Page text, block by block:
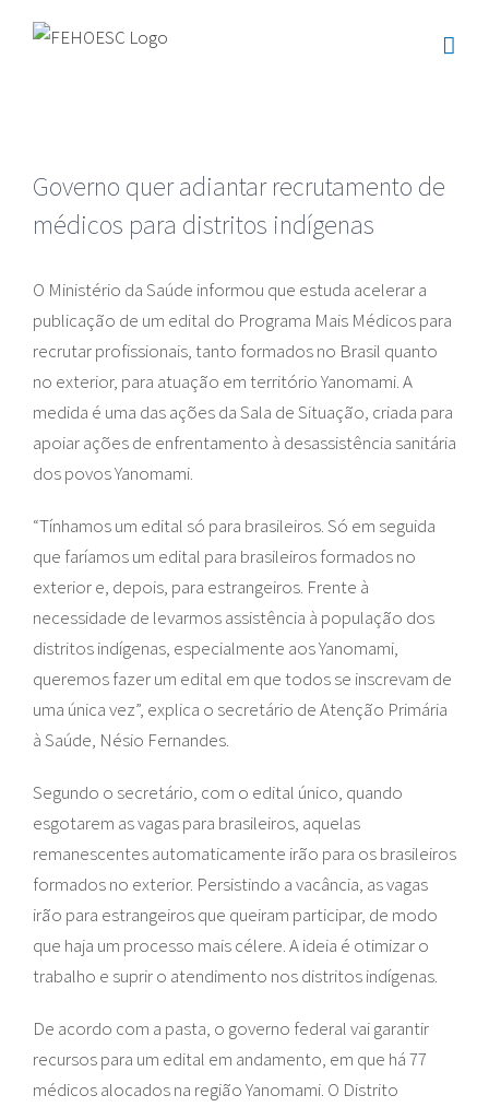
Governo quer adiantar recrutamento de
médicos para distritos indígenas
O Ministério da Saúde informou que estuda acelerar a
publicação de um edital do Programa Mais Médicos para
recrutar profissionais, tanto formados no Brasil quanto
no exterior, para atuação em território Yanomami. A
medida é uma das ações da Sala de Situação, criada para
apoiar ações de enfrentamento à desassistência sanitária
dos povos Yanomami.
“Tínhamos um edital só para brasileiros. Só em seguida
que faríamos um edital para brasileiros formados no
exterior e, depois, para estrangeiros. Frente à
necessidade de levarmos assistência à população dos
distritos indígenas, especialmente aos Yanomami,
queremos fazer um edital em que todos se inscrevam de
uma única vez”, explica o secretário de Atenção Primária
à Saúde, Nésio Fernandes.
Segundo o secretário, com o edital único, quando
esgotarem as vagas para brasileiros, aquelas
remanescentes automaticamente irão para os brasileiros
formados no exterior. Persistindo a vacância, as vagas
irão para estrangeiros que queiram participar, de modo
que haja um processo mais célere. A ideia é otimizar o
trabalho e suprir o atendimento nos distritos indígenas.
De acordo com a pasta, o governo federal vai garantir
recursos para um edital em andamento, em que há 77
médicos alocados na região Yanomami. O Distrito